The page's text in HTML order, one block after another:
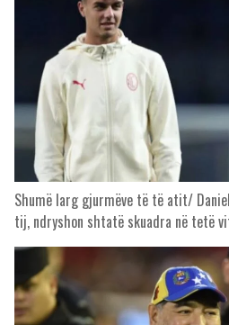
Shumë larg gjurmëve të të atit/
tij, ndryshon shtatë skuadra në tetë